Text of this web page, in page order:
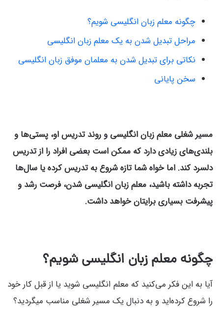
چگونه معلم زبان انگلیسی شویم؟
مراحل تبدیل شدن به یک معلم زبان انگلیسی
نکاتی برای تبدیل شدن به معلمان موفق زبان انگلیسی
سخن پایانی
مسیر شغلی معلم زبان انگلیسی و روند تدریس او، پستی‌ها و
بلندی‌های زیادی دارد که ممکن است بعضی‌ افراد را از تدریس
دلسرد کند. اما خواه شما تازه شروع به تدریس کرده یا سال‌ها
تجربه داشته باشید، معلم زبان انگلیسی شدن، فرصت رشد و
پیشرفت بسیاری برایتان خواهد داشت.
چگونه معلم زبان انگلیسی شویم؟
آیا به این فکر می‌کنید که معلم انگلیسی شوید یا از قبل کار خود
را شروع کرده‌اید و به دنبال یک مسیر شغلی مناسب میگردید؟